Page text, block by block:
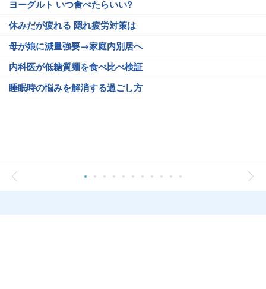
ヨーグルト いつ食べたらいい?
休みだが疲れる 隠れ疲労対策は
母が娘に減量強要→家庭内別居へ
内科医が低糖質麺を食べ比べ検証
睡眠時の悩みを解消する過ごし方